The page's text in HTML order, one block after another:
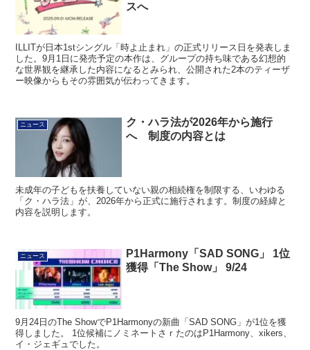
スへ
ILLITが日本1stシングル「時よ止まれ」の正式リリース日を発表しま
した。9月1日に発売予定の本作は、グループの持ち味である幻想的
な世界観を継承した内容になるとみられ、公開された2本のティーザ
ー映像からもその雰囲気が伝わってきます。
ニュース
ク・ハラ法が2026年から施行
へ 制度の内容とは
未成年の子どもを扶養していない親の相続権を制限する、いわゆる
「ク・ハラ法」が、2026年から正式に施行されます。制度の経緯と
内容を説明します。
ニュース
P1Harmony「SAD SONG」 1位
獲得「The Show」 9/24
9月24日のThe ShowでP1Harmonyの新曲「SAD SONG」が1位を獲
得しました。 1位候補にノミネートさｒたのはP1Harmony、xikers、
イ・ジェギュでした。